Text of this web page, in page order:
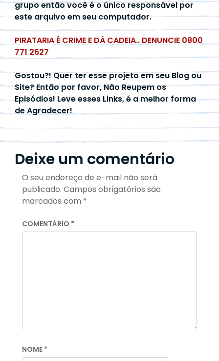
grupo então você é o único responsável por
este arquivo em seu computador.
PIRATARIA É CRIME E DÁ CADEIA.. DENUNCIE 0800
771 2627
Gostou?! Quer ter esse projeto em seu Blog ou
Site? Então por favor, Não Reupem os
Episódios! Leve esses Links, é a melhor forma
de Agradecer!
Deixe um comentário
O seu endereço de e-mail não será
publicado. Campos obrigatórios são
marcados com *
COMENTÁRIO *
NOME *